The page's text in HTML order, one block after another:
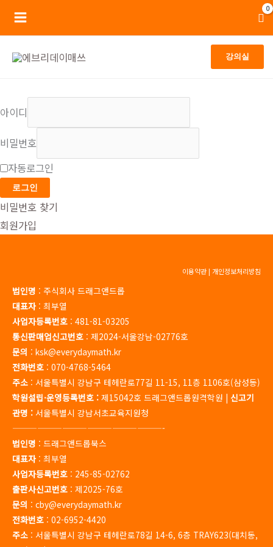
뛰
기
Main
Menu
강의실
아이디
비밀번호
자동로그인
로그인
비밀번호 찾기
회원가입
이용약관| 개인정보처리방침
법인명 : 주식회사 드래그앤드롭
대표자: 최부열
사업자등록번호 : 481-81-03205
통신판매업신고번호 : 제2024-서울강남-02776호
문의 : ksk@everydaymath.kr
전화번호 : 070-4768-5464
주소 : 서울특별시 강남구 테헤란로77길 11-15, 11층 1106호(삼성동)
학원설립·운영등록번호 : 제15042호 드래그앤드롭원격학원 | 신고기
관명 : 서울특별시 강남서초교육지원청
——————————————————-
법인명 : 드래그앤드롭북스
대표자: 최부열
사업자등록번호 : 245-85-02762
출판사신고번호 : 제2025-76호
문의 : cby@everydaymath.kr
전화번호 : 02-6952-4420
주소 : 서울특별시 강남구 테헤란로78길 14-6, 6층 TRAY623(대치동,